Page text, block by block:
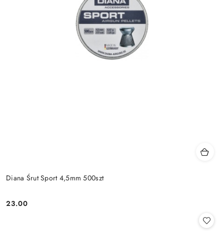
Diana Śrut Sport 4,5mm 500szt
Cena:
23.00